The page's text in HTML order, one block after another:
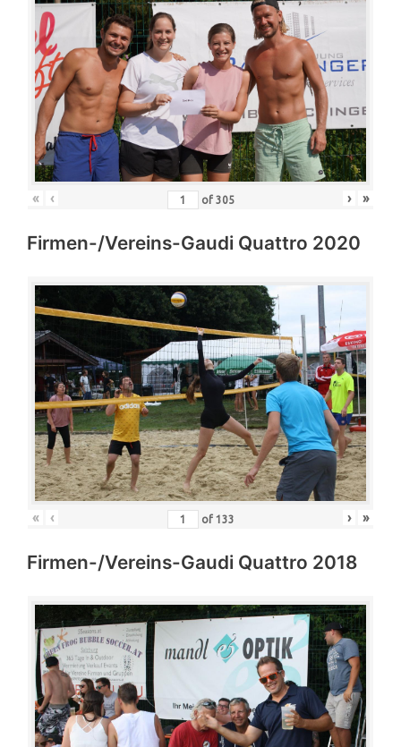
« ‹ of 305 › »
Firmen-/Vereins-Gaudi Quattro 2020
« ‹ of 133 › »
Firmen-/Vereins-Gaudi Quattro 2018